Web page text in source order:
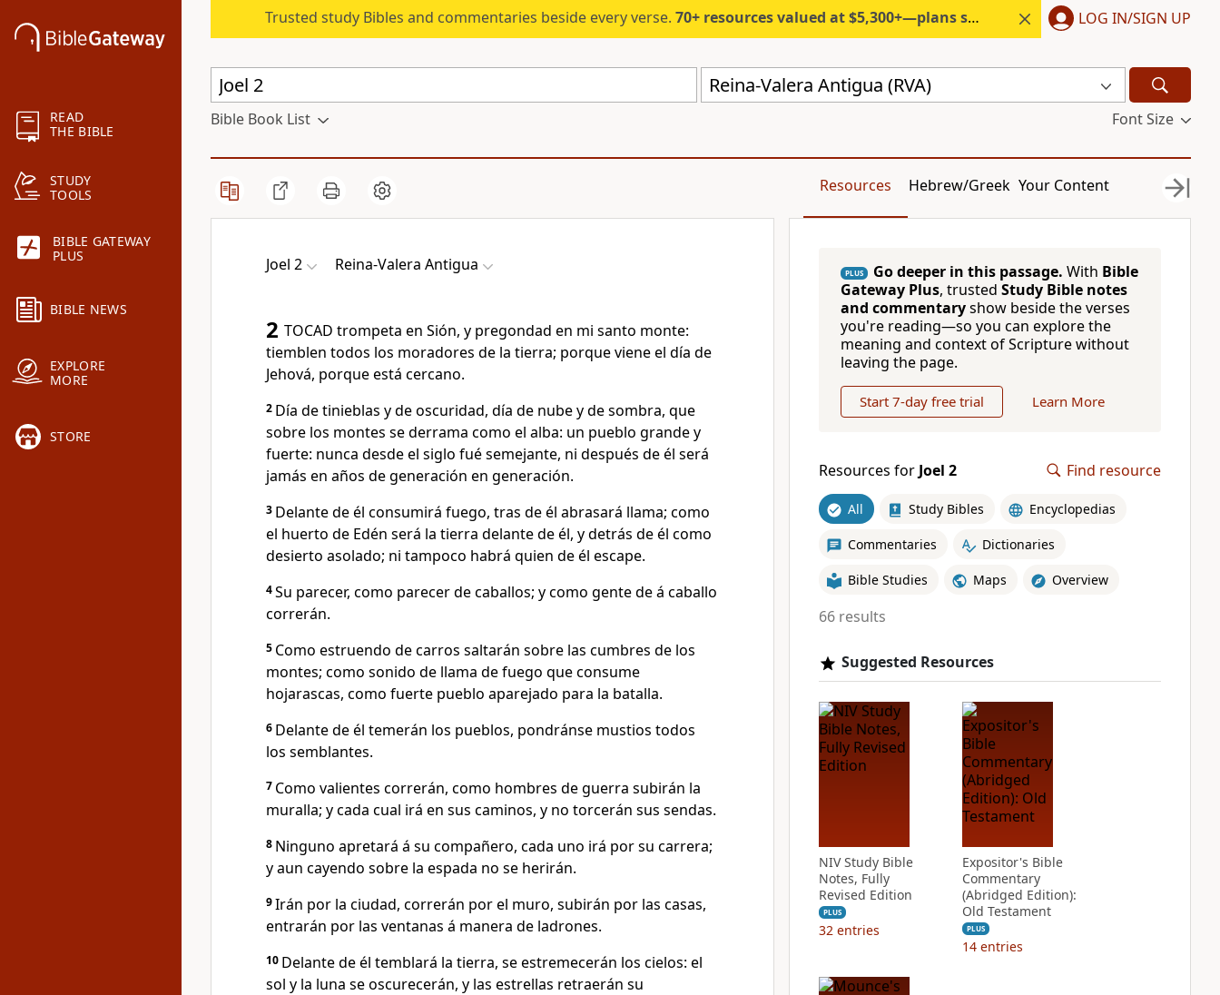
READ
THE BIBLE
STUDY
TOOLS
BIBLE GATEWAY
PLUS
BIBLE NEWS
EXPLORE
MORE
STORE
Trusted study Bibles and commentaries beside every verse. 70+ resources valued at $5,300+—plans start under $6/month. LOG IN/SIGN UP
Reina-Valera Antigua (RVA)
Bible Book List Font Size
Resources Hebrew/Greek Your Content
Joel 2 Reina-Valera Antigua
2 TOCAD trompeta en Sión, y pregondad en mi santo monte:
tiemblen todos los moradores de la tierra; porque viene el día de
Jehová, porque está cercano.
2 Día de tinieblas y de oscuridad, día de nube y de sombra, que
sobre los montes se derrama como el alba: un pueblo grande y
fuerte: nunca desde el siglo fué semejante, ni después de él será
jamás en años de generación en generación.
3 Delante de él consumirá fuego, tras de él abrasará llama; como
el huerto de Edén será la tierra delante de él, y detrás de él como
desierto asolado; ni tampoco habrá quien de él escape.
4Su parecer, como parecer de caballos; y como gente de á caballo
correrán.
5 Como estruendo de carros saltarán sobre las cumbres de los
montes; como sonido de llama de fuego que consume
hojarascas, como fuerte pueblo aparejado para la batalla.
6 Delante de él temerán los pueblos, pondránse mustios todos
los semblantes.
7 Como valientes correrán, como hombres de guerra subirán la
muralla; y cada cual irá en sus caminos, y no torcerán sus sendas.
8 Ninguno apretará á su compañero, cada uno irá por su carrera;
y aun cayendo sobre la espada no se herirán.
9Irán por la ciudad, correrán por el muro, subirán por las casas,
entrarán por las ventanas á manera de ladrones.
10 Delante de él temblará la tierra, se estremecerán los cielos: el
sol y la luna se oscurecerán, y las estrellas retraerán su
PLUS Go deeper in this passage. With Bible
Gateway Plus, trusted Study Bible notes
and commentaryshow beside the verses
you're reading—so you can explore the
meaning and context of Scripture without
leaving the page.
Start 7-day free trial Learn More
Resources for Joel 2 Find resource
All Study Bibles Encyclopedias
Commentaries Dictionaries
Bible Studies Maps Overview
66 results
Suggested Resources
NIV Study Bible
Notes, Fully
Revised Edition
PLUS
32 entries
Expositor's Bible
Commentary
(Abridged Edition):
Old Testament
PLUS
14 entries